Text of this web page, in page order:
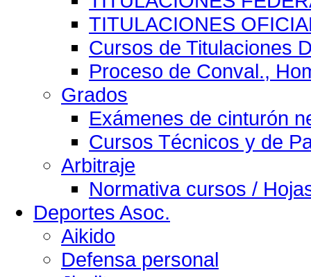
TITULACIONES
Cursos de Titulaciones
Proceso de Conval.,
Grados
Exámenes de cinturón
Cursos Técnicos y de
Arbitraje
Normativa cursos /
Deportes Asoc.
Aikido
Defensa personal